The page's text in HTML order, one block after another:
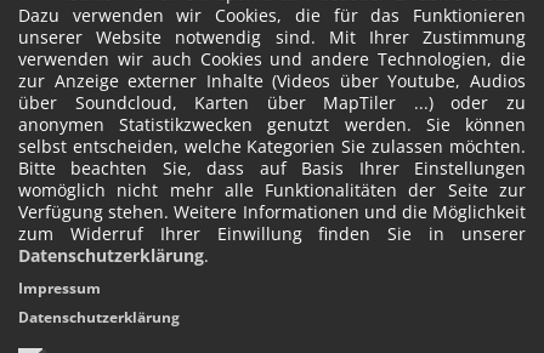
Dazu verwenden wir Cookies, die für das Funktionieren
unserer Website notwendig sind. Mit Ihrer Zustimmung
verwenden wir auch Cookies und andere Technologien, die
zur Anzeige externer Inhalte (Videos über Youtube, Audios
über Soundcloud, Karten über MapTiler ...) oder zu
anonymen Statistikzwecken genutzt werden. Sie können
selbst entscheiden, welche Kategorien Sie zulassen möchten.
Bitte beachten Sie, dass auf Basis Ihrer Einstellungen
womöglich nicht mehr alle Funktionalitäten der Seite zur
Verfügung stehen. Weitere Informationen und die Möglichkeit
zum Widerruf Ihrer Einwillung finden Sie in unserer
Datenschutzerklärung.
Impressum
Datenschutzerklärung